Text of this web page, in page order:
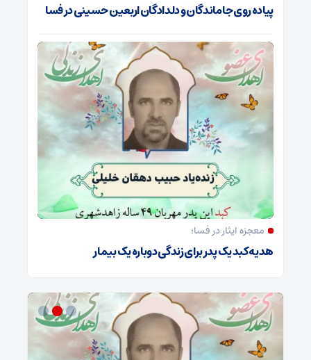
پیاده روی جاماندگان و دلدادگان اربعین حسینی در فسا
معجزه ایثار در فسا؛
هدیه کبد یک پدر برای زندگی دوباره یک بیمار